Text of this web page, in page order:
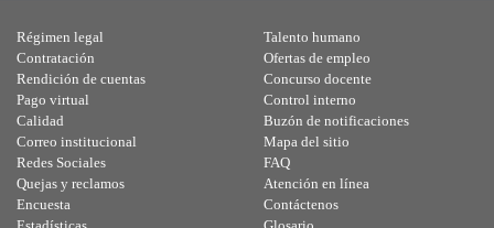
Régimen legal
Contratación
Rendición de cuentas
Pago virtual
Calidad
Talento humano
Ofertas de empleo
Concurso docente
Control interno
Buzón de notificaciones
Correo institucional
Redes Sociales
Quejas y reclamos
Encuesta
Mapa del sitio
FAQ
Atención en línea
Contáctenos